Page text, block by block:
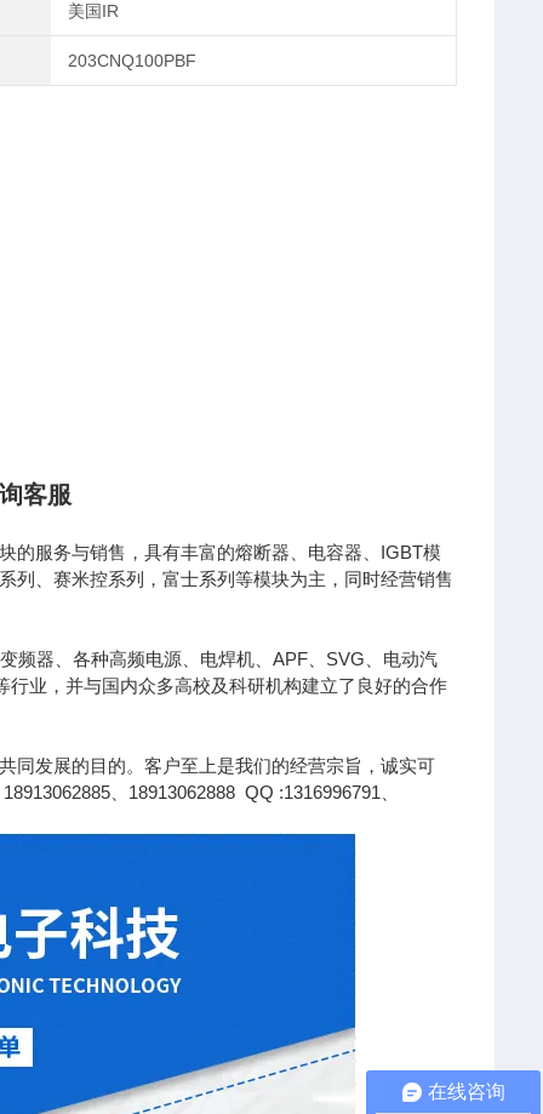
美国IR
203CNQ100PBF
客服
的服务与销售，具有丰富的熔断器、电容器、IGBT模
列、赛米控系列，富士系列等模块为主，同时经营销售
频器、各种高频电源、电焊机、APF、SVG、电动汽
业，并与国内众多高校及科研机构建立了良好的合作
同发展的目的。客户至上是我们的经营宗旨，诚实可
、18913062888 QQ :1316996791、
在线咨询